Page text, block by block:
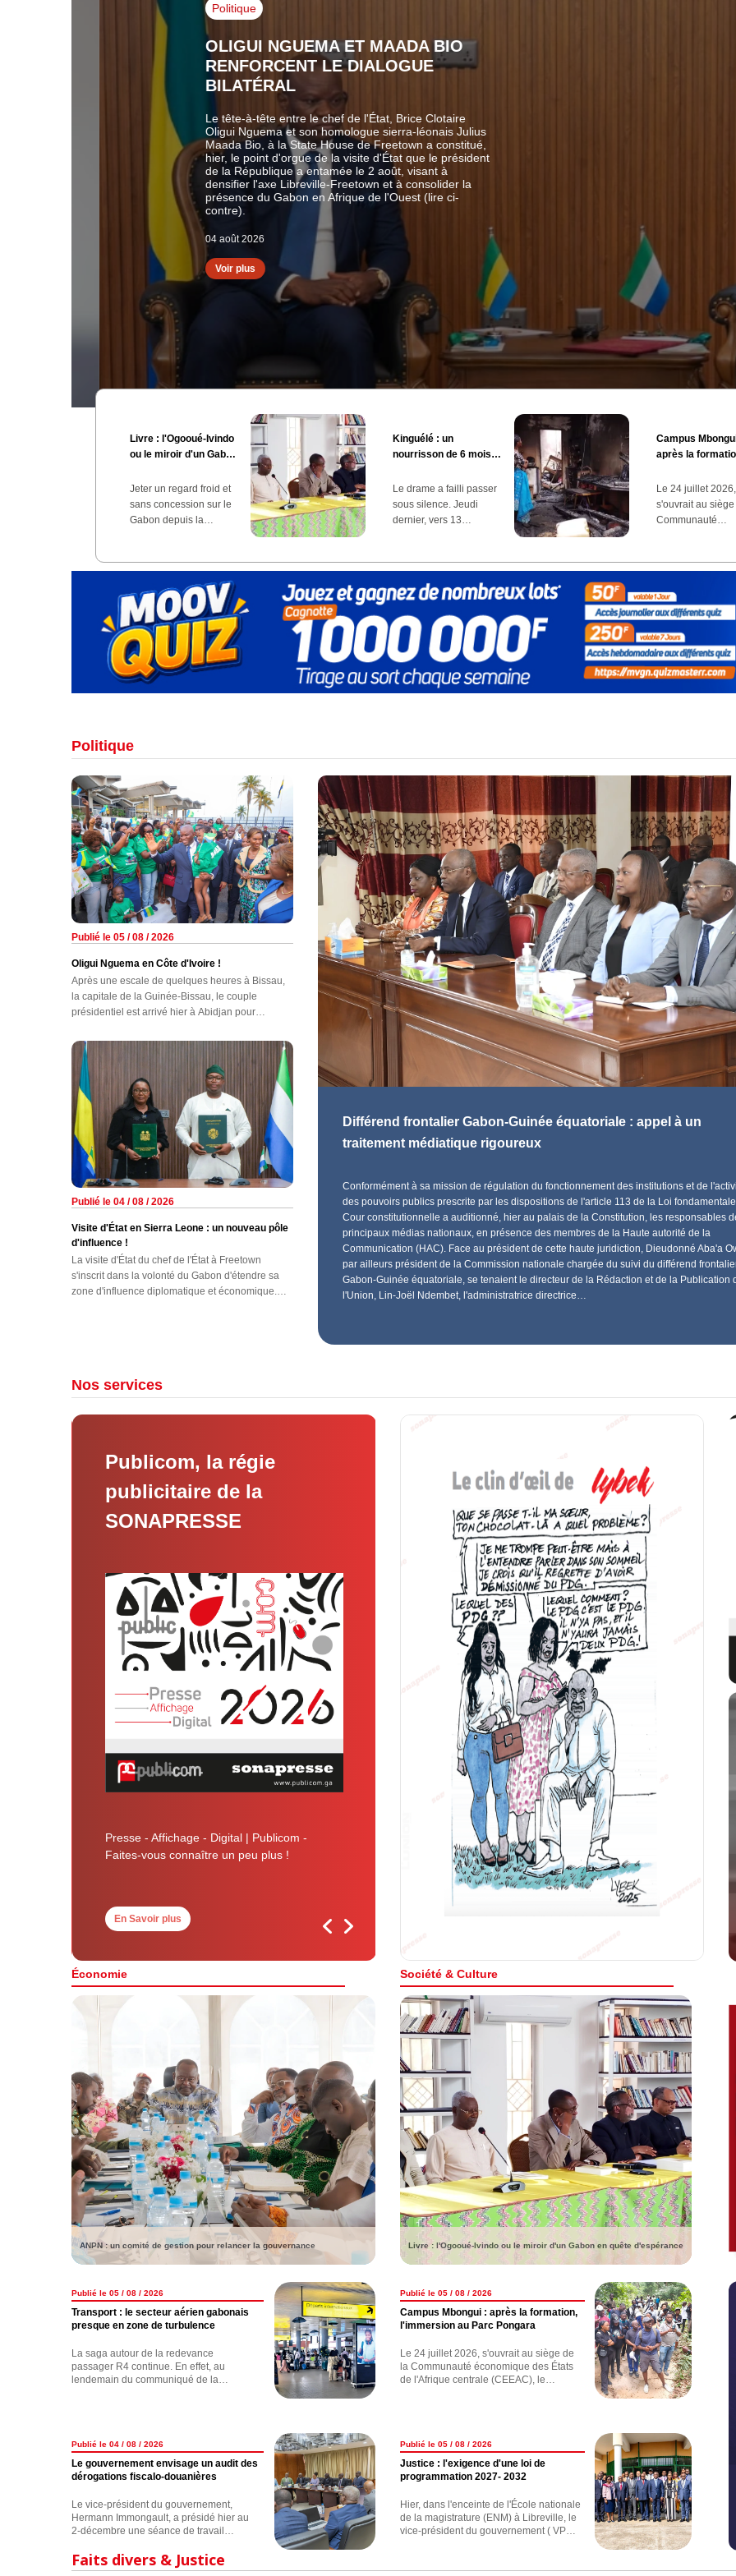
Politique
OLIGUI NGUEMA ET MAADA BIO
RENFORCENT LE DIALOGUE
BILATÉRAL
Le tête-à-tête entre le chef de l'État, Brice Clotaire
Oligui Nguema et son homologue sierra-léonais Julius
Maada Bio, à la State House de Freetown a constitué,
hier, le point d'orgue de la visite d'État que le président
de la République a entamée le 2 août, visant à
densifier l'axe Libreville-Freetown et à consolider la
présence du Gabon en Afrique de l'Ouest (lire ci-
contre).
04 août 2026
Voir plus
Livre : l'Ogooué-Ivindo
ou le miroir d'un Gabon
Jeter un regard froid et
sans concession sur le
Gabon depuis la…
Kinguélé : un
nourrisson de 6 mois
Le drame a failli passer
sous silence. Jeudi
dernier, vers 13…
Campus
après la
Pongara
Le 24 juillet 2026,
s'ouvrait au siège
Communauté…
Politique
Publié le 05 / 08 / 2026
Oligui Nguema en Côte d'Ivoire !
Après une escale de quelques heures à Bissau,
la capitale de la Guinée-Bissau, le couple
présidentiel est arrivé hier à Abidjan pour
l'indépendance de ce pays d'Afrique de l'Ouest.
Publié le 04 / 08 / 2026
Visite d'État en Sierra Leone : un nouveau pôle
d'influence !
La visite d'État du chef de l'État à Freetown
s'inscrit dans la volonté du Gabon d'étendre sa
zone d'influence diplomatique et économique.
Différend frontalier Gabon-Guinée équatoriale : appel à un
traitement médiatique rigoureux
Conformément à sa mission de régulation du fonctionnement des institutions et de
des pouvoirs publics prescrite par les dispositions de l'article 113 de la Loi
Cour constitutionnelle a auditionné, hier au palais de la Constitution, les responsables
principaux médias nationaux, en présence des membres de la Haute autorité de la
Communication (HAC). Face au président de cette haute juridiction, Dieudonné Aba'a
par ailleurs président de la Commission nationale chargée du suivi du différend
Gabon-Guinée équatoriale, se tenaient le directeur de la Rédaction et de la Publication
l'Union, Lin-Joël Ndembet, l'administratrice directrice…
Nos services
Publicom, la régie
publicitaire de la
SONAPRESSE
Presse - Affichage - Digital | Publicom -
Faites-vous connaître un peu plus !
En Savoir plus
Réalisez un PressBook
Vous êtes une personnalité publique, une
institution, une entreprise ou tout autre
organisme ? Réalisez votre Press Book
contenant une sélection d'…
Économie Société & Culture
ANPN : un comité de gestion pour relancer la gouvernance Livre : l'Ogooué-Ivindo ou le miroir d'un Gabon en quête d'espérance
Publié le 05 / 08 / 2026
Transport : le secteur aérien gabonais
presque en zone de turbulence
La saga autour de la redevance
passager R4 continue. En effet, au
lendemain du communiqué de la
motivations de l'opérateur, qui, selon
nos informations, traînerait une dette de
plus de 7 milliards de F CFA concernant
le versement de celle-ci. Ce nouveau
coup de gueule de FlyGabon est-il
anodin ? la compagnie est-elle exempte
de tout reproche ? Nous avons enquêté.
Publié le 04 / 08 / 2026
Le gouvernement envisage un audit des
dérogations fiscalo-douanières
Le vice-président du gouvernement,
Hermann Immongault, a présidé hier au
2-décembre une séance de travail
dérogations fiscalo-douanières.
Publié le 05 / 08 / 2026
Campus Mbongui : après la formation,
l'immersion au Parc Pongara
Le 24 juillet 2026, s'ouvrait au siège de
la Communauté économique des États
de l'Afrique centrale (CEEAC), le
Publié le 05 / 08 / 2026
Justice : l'exigence d'une loi de
programmation 2027- 2032
Hier, dans l'enceinte de l'École nationale
de la magistrature (ENM) à Libreville, le
vice-président du gouvernement ( VPG )
de la loi de programmation de la Justice
Faits divers & Justice